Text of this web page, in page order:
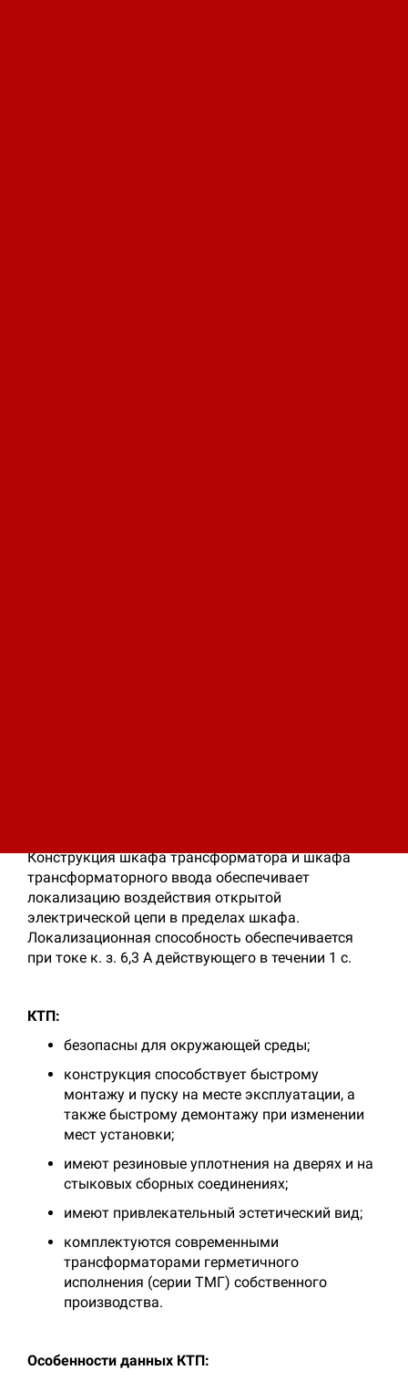
Конструкция шкафа трансформатора и шкафа
трансформаторного ввода обеспечивает
локализацию воздействия открытой
электрической цепи в пределах шкафа.
Локализационная способность обеспечивается
при токе к. з. 6,3 А действующего в течении 1 с.
КТП:
безопасны для окружающей среды;
конструкция способствует быстрому
монтажу и пуску на месте эксплуатации, а
также быстрому демонтажу при изменении
мест установки;
имеют резиновые уплотнения на дверях и на
стыковых сборных соединениях;
имеют привлекательный эстетический вид;
комплектуются современными
трансформаторами герметичного
исполнения (серии ТМГ) собственного
производства.
Особенности данных КТП: